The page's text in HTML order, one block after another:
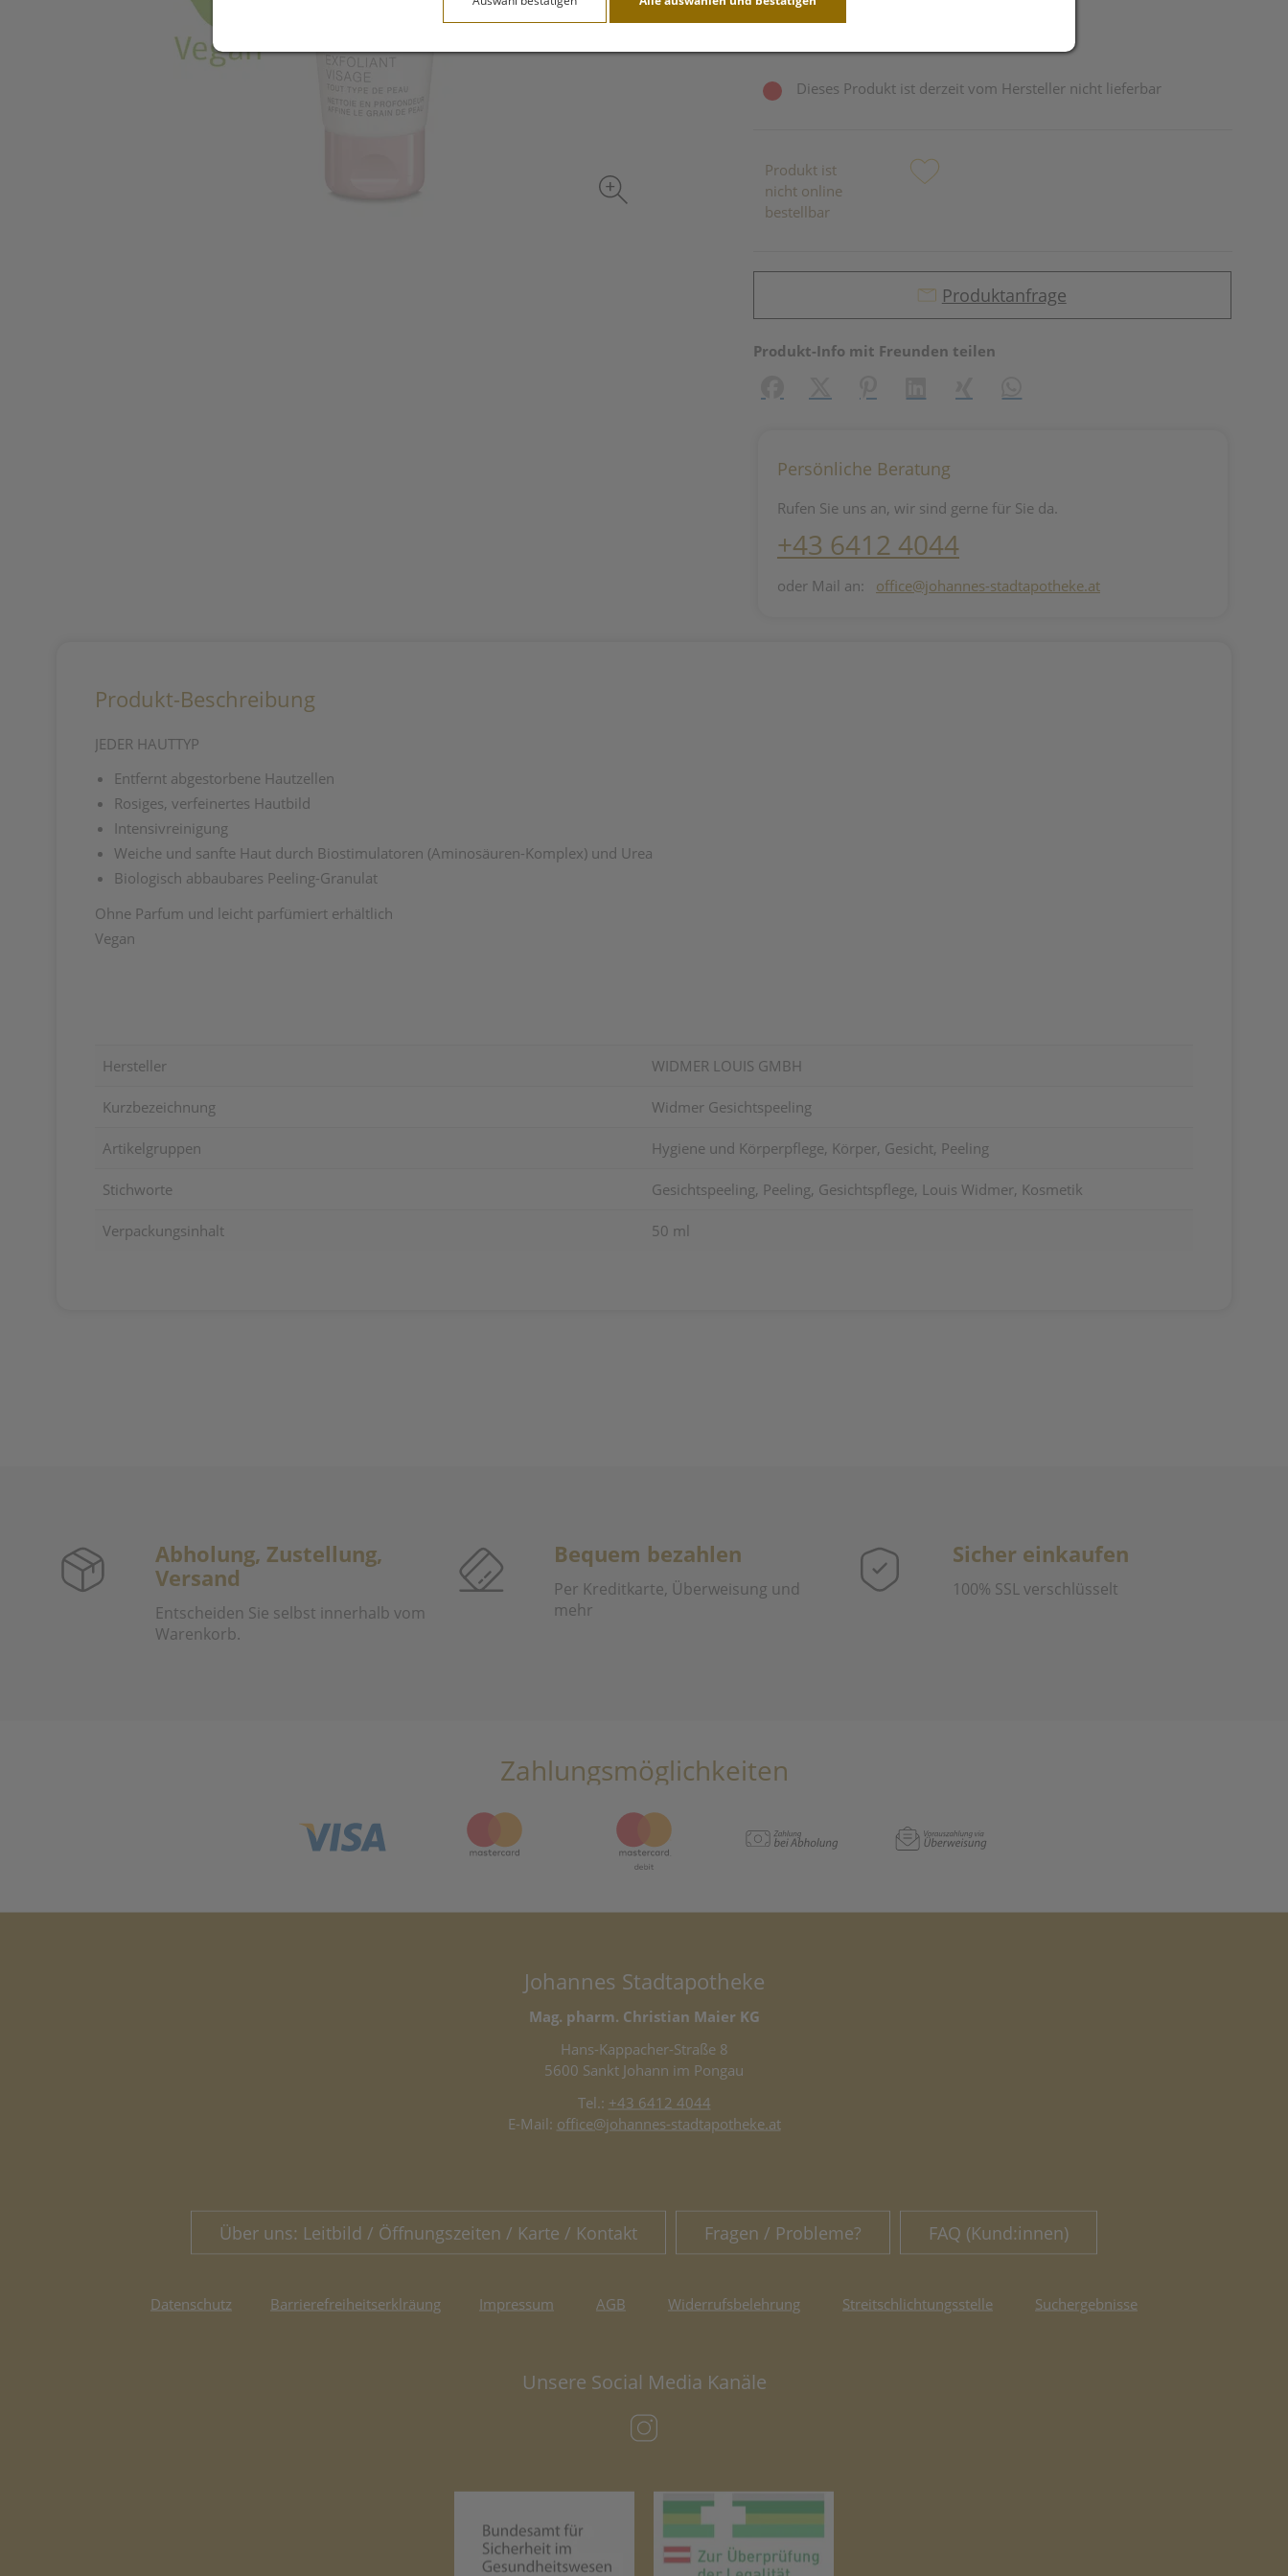
Dieses Produkt ist derzeit vom Hersteller nicht lieferbar
Produkt ist
nicht online
bestellbar
Produktanfrage
Produkt-Info mit Freunden teilen
Persönliche Beratung
Rufen Sie uns an, wir sind gerne für Sie da.
+43 6412 4044
oder Mail an: office@johannes-stadtapotheke.at
Produkt-Beschreibung
JEDER HAUTTYP
Entfernt abgestorbene Hautzellen
Rosiges, verfeinertes Hautbild
Intensivreinigung
Weiche und sanfte Haut durch Biostimulatoren (Aminosäuren-Komplex) und Urea
Biologisch abbaubares Peeling-Granulat
Ohne Parfum und leicht parfümiert erhältlich
Vegan
Hersteller WIDMER LOUIS GMBH
Kurzbezeichnung Widmer Gesichtspeeling
Artikelgruppen Hygiene und Körperpflege, Körper, Gesicht, Peeling
Stichworte Gesichtspeeling, Peeling, Gesichtspflege, Louis Widmer, Kosmetik
Verpackungsinhalt 50 ml
Abholung, Zustellung,
Versand
Entscheiden Sie selbst innerhalb vom
Warenkorb.
Bequem bezahlen
Per Kreditkarte, Überweisung und
mehr
Sicher einkaufen
100% SSL verschlüsselt
Zahlungsmöglichkeiten
Johannes Stadtapotheke
Mag. pharm. Christian Maier KG
Hans-Kappacher-Straße 8
5600 Sankt Johann im Pongau
Tel.: +43 6412 4044
E-Mail: office@johannes-stadtapotheke.at
Über uns: Leitbild / Öffnungszeiten / Karte / Kontakt Fragen / Probleme? FAQ (Kund:innen)
Datenschutz Barrierefreiheitserklräung Impressum AGB Widerrufsbelehrung Streitschlichtungsstelle Suchergebnisse
Unsere Social Media Kanäle
(öffnet in neuem Tab)